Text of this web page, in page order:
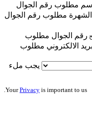
مطلوب رقم الجوال
الشهرة مطلوب رقم الجوال
رقم الجوال مطلوب
الالكتروني مطلوب
يجب ملء
YourPrivacy is important to us.